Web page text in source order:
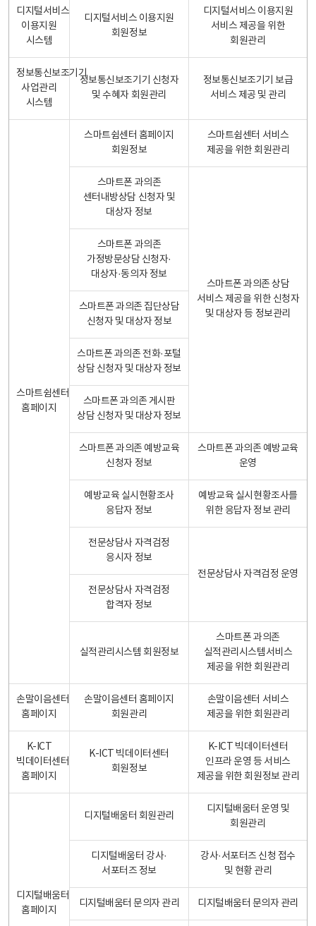
디지털서비스
이용지원
시스템
디지털서비스 이용지원
회원정보
디지털서비스 이용지원
서비스 제공을 위한
회원관리
정보통신보조기기
사업관리
시스템
정보통신보조기기 신청자
및 수혜자 회원관리
정보통신보조기기 보급
서비스 제공 및 관리
스마트쉼센터
홈페이지
스마트쉼센터 홈페이지
회원정보
스마트쉼센터 서비스
제공을 위한 회원관리
스마트폰 과의존
센터내방상담 신청자 및
대상자 정보
스마트폰 과의존 상담
서비스 제공을 위한 신청자
및 대상자 등 정보관리
스마트폰 과의존
가정방문상담 신청자·
대상자·동의자 정보
스마트폰 과의존 집단상담
신청자 및 대상자 정보
스마트폰 과의존 전화·포털
상담 신청자 및 대상자 정보
스마트폰 과의존 게시판
상담 신청자 및 대상자 정보
스마트폰 과의존 예방교육
신청자 정보
스마트폰 과의존 예방교육
운영
예방교육 실시현황조사
응답자 정보
예방교육 실시현황조사를
위한 응답자 정보 관리
전문상담사 자격검정
응시자 정보
전문상담사 자격검정 운영
전문상담사 자격검정
합격자 정보
실적관리시스템 회원정보
스마트폰 과의존
실적관리시스템서비스
제공을 위한 회원관리
손말이음센터
홈페이지
손말이음센터 홈페이지
회원관리
손말이음센터 서비스
제공을 위한 회원관리
K-ICT
빅데이터센터
홈페이지
K-ICT 빅데이터센터
회원정보
K-ICT 빅데이터센터
인프라 운영 등 서비스
제공을 위한 회원정보 관리
디지털배움터
홈페이지
디지털배움터 회원관리
디지털배움터 운영 및
회원관리
디지털배움터 강사·
서포터즈 정보
강사·서포터즈 신청 접수
및 현황 관리
디지털배움터 문의자 관리 디지털배움터 문의자 관리